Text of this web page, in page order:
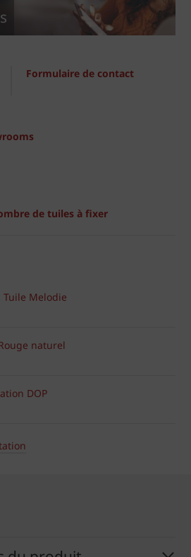
Formulaire de contact
de tuiles à fixer
Tuile Melodie
naturel
DOP